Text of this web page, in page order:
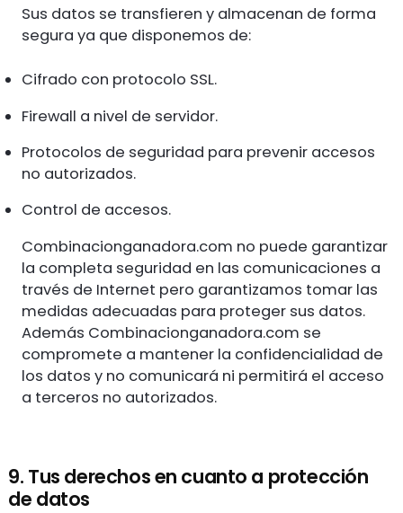
Sus datos se transfieren y almacenan de forma
segura ya que disponemos de:
Cifrado con protocolo SSL.
Firewall a nivel de servidor.
Protocolos de seguridad para prevenir accesos
no autorizados.
Control de accesos.
Combinacionganadora.com no puede garantizar
la completa seguridad en las comunicaciones a
través de Internet pero garantizamos tomar las
medidas adecuadas para proteger sus datos.
Además Combinacionganadora.com se
compromete a mantener la confidencialidad de
los datos y no comunicará ni permitirá el acceso
a terceros no autorizados.
9. Tus derechos en cuanto a protección
de datos